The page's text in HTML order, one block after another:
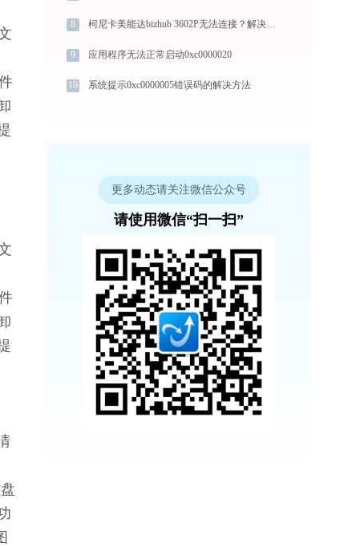
8 柯尼卡美能达bizhub 3602P无法连接？解决方法详解 -金山毒霸
9 应用程序无法正常启动0xc0000020
10 系统提示0xc0000005错误码的解决方法
更多动态请关注微信公众号
请使用微信“扫一扫”